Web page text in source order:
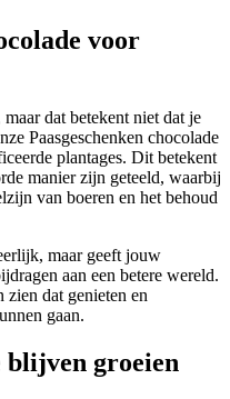
voor
dat betekent niet dat je
Paasgeschenken chocolade
plantages. Dit betekent
manier zijn geteeld, waarbij
van boeren en het behoud
maar geeft jouw
aan een betere wereld.
zien dat genieten en
gaan.
blijven groeien